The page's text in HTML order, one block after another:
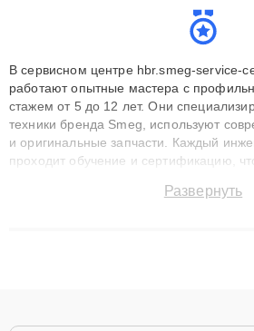
В сервисном центре hbr.smeg-service-
работают опытные мастера с
стажем от 5 до 12 лет. Они
техники бренда Smeg, используют
и оригинальные запчасти. Каждый
проходит обучение и сертификацию,
сохранением гарантии до 3 лет. Наши
Развернуть